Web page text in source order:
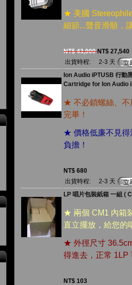
★ 美國
細節...聲音滑順，
NT$ 43,000NT$ 27,540
出貨時程:
2-3 天
Ion Audio iPTUSB 行動
Cartridge for Ion Audio
★ 不必鎖螺絲、不
完畢！
★ 價格低廉不見得
負擔！
NT$ 680
出貨時程:
2-3 天
LP 唱片包裝紙箱 一組 (
★ 兩個 CM1 內箱
直立擺放，給您的
★ 外徑尺寸
得進去，正常 1LP
NT$ 103